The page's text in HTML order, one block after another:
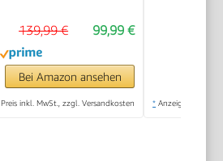
99,99 €
139,99 €
Bei Amazon ansehen
Preis inkl. MwSt., zzgl. Versandkosten * Anzeige